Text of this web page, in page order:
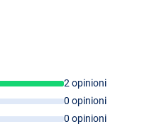
2 opinioni
0 opinioni
0 opinioni